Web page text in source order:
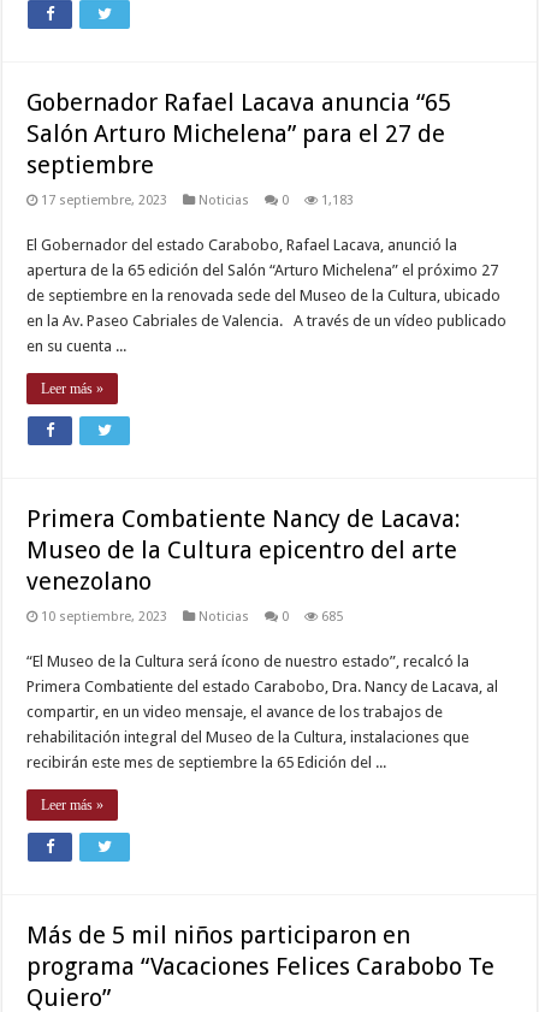
Gobernador Rafael Lacava anuncia “65
Salón Arturo Michelena” para el 27 de
septiembre
17 septiembre, 2023 Noticias 0 1,183
El Gobernador del estado Carabobo, Rafael Lacava, anunció la
apertura de la 65 edición del Salón “Arturo Michelena” el próximo 27
de septiembre en la renovada sede del Museo de la Cultura, ubicado
en la Av. Paseo Cabriales de Valencia. A través de un vídeo publicado
en su cuenta ...
Leer más »
Primera Combatiente Nancy de Lacava:
Museo de la Cultura epicentro del arte
venezolano
10 septiembre, 2023 Noticias 0 685
“El Museo de la Cultura será ícono de nuestro estado”, recalcó la
Primera Combatiente del estado Carabobo, Dra. Nancy de Lacava, al
compartir, en un video mensaje, el avance de los trabajos de
rehabilitación integral del Museo de la Cultura, instalaciones que
recibirán este mes de septiembre la 65 Edición del ...
Leer más »
Más de 5 mil niños participaron en
programa “Vacaciones Felices Carabobo Te
Quiero”